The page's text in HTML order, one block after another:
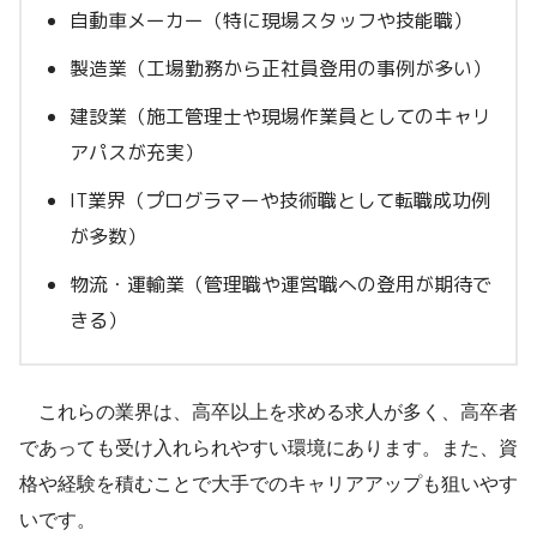
自動車メーカー（特に現場スタッフや技能職）
製造業（工場勤務から正社員登用の事例が多い）
建設業（施工管理士や現場作業員としてのキャリ
アパスが充実）
IT業界（プログラマーや技術職として転職成功例
が多数）
物流・運輸業（管理職や運営職への登用が期待で
きる）
これらの業界は、高卒以上を求める求人が多く、高卒者
であっても受け入れられやすい環境にあります。また、資
格や経験を積むことで大手でのキャリアアップも狙いやす
いです。